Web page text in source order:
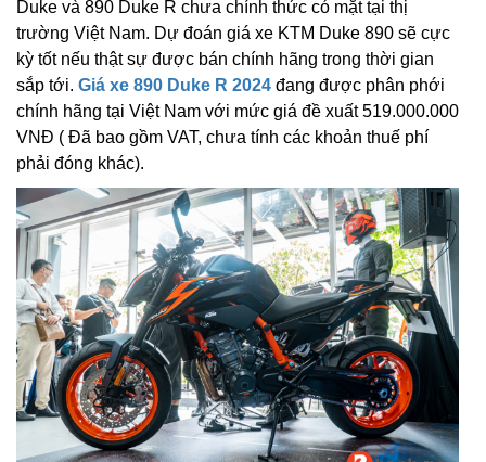
Duke và 890 Duke R chưa chính thức có mặt tại thị
trường Việt Nam. Dự đoán giá xe KTM Duke 890 sẽ cực
kỳ tốt nếu thật sự được bán chính hãng trong thời gian
sắp tới. Giá xe 890 Duke R 2024 đang được phân phới
chính hãng tại Việt Nam với mức giá đề xuất 519.000.000
VNĐ ( Đã bao gồm VAT, chưa tính các khoản thuế phí
phải đóng khác).